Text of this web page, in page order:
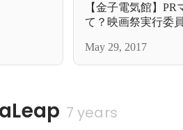
【金子電気館】
て？映画祭実行委
May 29, 2017
7 years